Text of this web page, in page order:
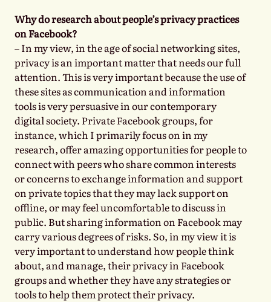
Why do research about people’s privacy practices
on Facebook?
– In my view, in the age of social networking sites,
privacy is an important matter that needs our full
attention. This is very important because the use of
these sites as communication and information
tools is very persuasive in our contemporary
digital society. Private Facebook groups, for
instance, which I primarily focus on in my
research, offer amazing opportunities for people to
connect with peers who share common interests
or concerns to exchange information and support
on private topics that they may lack support on
offline, or may feel uncomfortable to discuss in
public. But sharing information on Facebook may
carry various degrees of risks. So, in my view it is
very important to understand how people think
about, and manage, their privacy in Facebook
groups and whether they have any strategies or
tools to help them protect their privacy.